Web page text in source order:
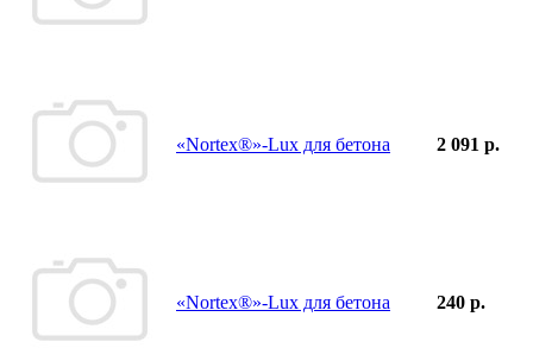
«Nortex®»-Lux для бетона 2 091 р.
«Nortex®»-Lux для бетона 240 р.